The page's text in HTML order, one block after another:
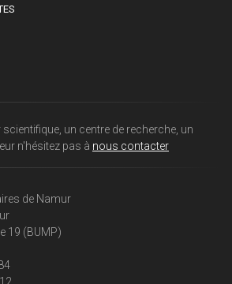
un centre de recherche, un
n'hésitez pas à nous contacter
de Namur
19 (BUMP)